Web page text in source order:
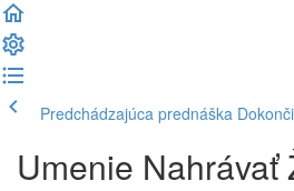
Predchádzajúca prednáška
Umenie Nahrávať